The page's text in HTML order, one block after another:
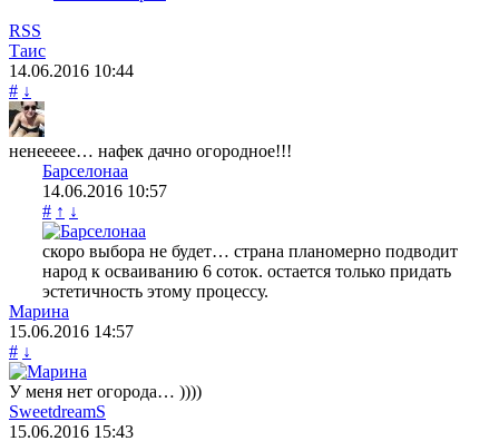
RSS
Таис
14.06.2016 10:44
# ↓
ненеееее… нафек дачно огородное!!!
Барселонаа
14.06.2016 10:57
# ↑ ↓
скоро выбора не будет… страна планомерно подводит
народ к осваиванию 6 соток. остается только придать
эстетичность этому процессу.
Марина
15.06.2016 14:57
# ↓
У меня нет огорода… ))))
SweetdreamS
15.06.2016 15:43